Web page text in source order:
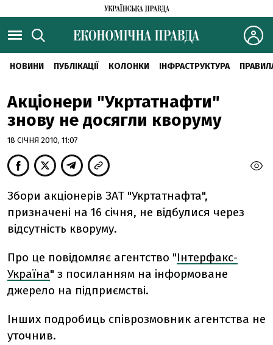
НОВИНИ ПУБЛІКАЦІЇ КОЛОНКИ ІНФРАСТРУКТУРА
Акціонери "Укртатнафти"
знову не досягли кворуму
18 СІЧНЯ 2010, 11:07
Збори акціонерів ЗАТ "Укртатнафта",
призначені на 16 січня, не відбулися через
відсутність кворуму.
Про це повідомляє агентство "Інтерфакс-
Україна" з посиланням на інформоване
джерело на підприємстві.
Інших подробиць співрозмовник агентства не
уточнив.